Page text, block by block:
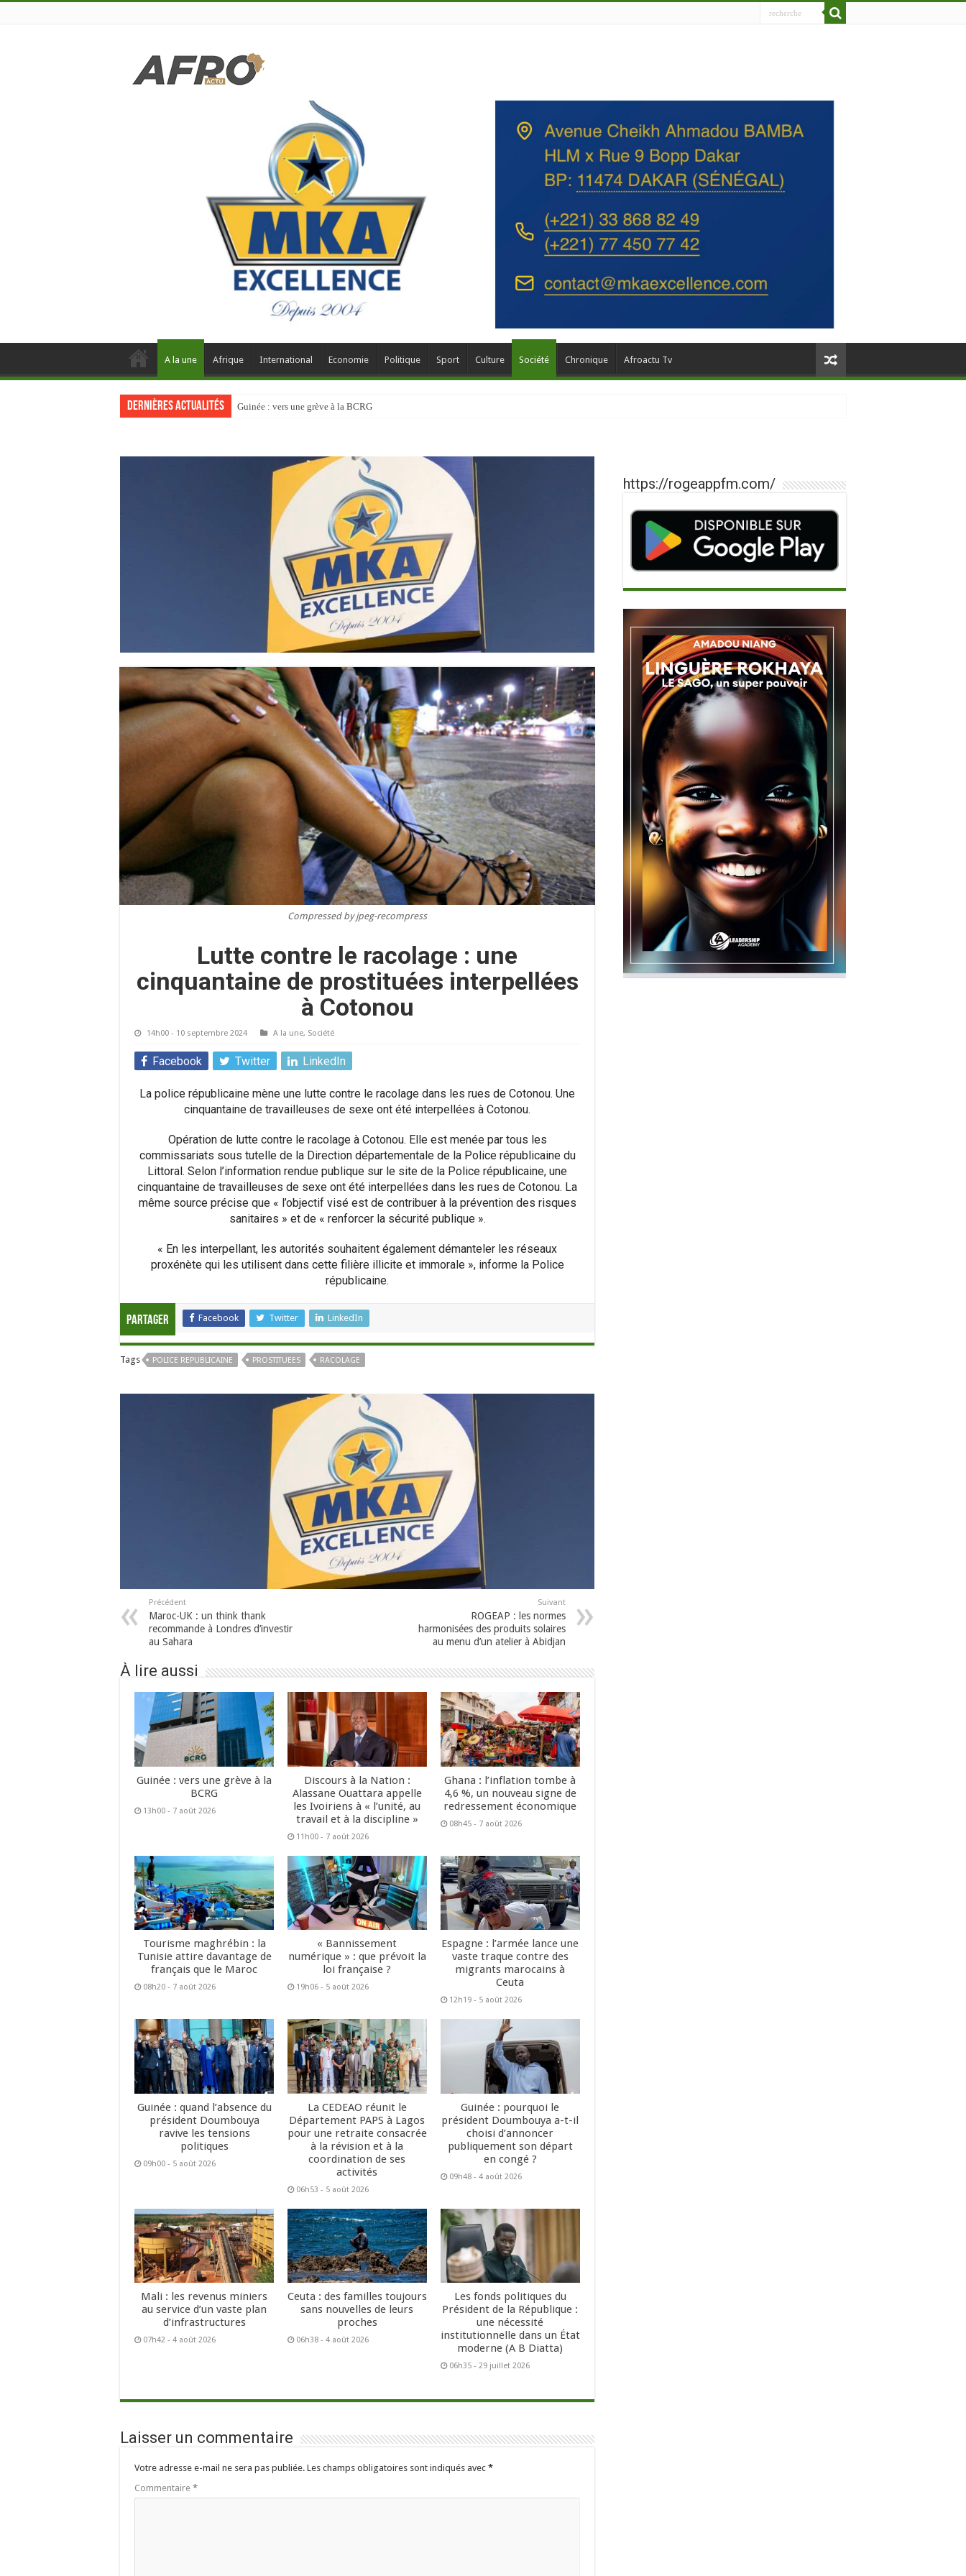
A la une Afrique International Economie Politique Sport Culture Société Chronique Afroactu Tv
Dernières actualités Guinée : vers une grève à la BCRG
Compressed by jpeg-recompress
Lutte contre le racolage : une
cinquantaine de prostituées interpellées
à Cotonou
14h00 - 10 septembre 2024 A la une, Société
Facebook Twitter LinkedIn
La police républicaine mène une lutte contre le racolage dans les rues de Cotonou. Une
cinquantaine de travailleuses de sexe ont été interpellées à Cotonou.
Opération de lutte contre le racolage à Cotonou. Elle est menée par tous les
commissariats sous tutelle de la Direction départementale de la Police républicaine du
Littoral. Selon l’information rendue publique sur le site de la Police républicaine, une
cinquantaine de travailleuses de sexe ont été interpellées dans les rues de Cotonou. La
même source précise que « l’objectif visé est de contribuer à la prévention des risques
sanitaires » et de « renforcer la sécurité publique ».
« En les interpellant, les autorités souhaitent également démanteler les réseaux
proxénète qui les utilisent dans cette filière illicite et immorale », informe la Police
républicaine.
Partager Facebook Twitter LinkedIn
Tags POLICE REPUBLICAINE PROSTITUEES RACOLAGE
Précédent
Maroc-UK : un think thank
recommande à Londres d’investir
au Sahara
Suivant
ROGEAP : les normes
harmonisées des produits solaires
au menu d’un atelier à Abidjan
À lire aussi
Guinée : vers une grève à la
BCRG
13h00 - 7 août 2026
Discours à la Nation :
Alassane Ouattara appelle
les Ivoiriens à « l’unité, au
travail et à la discipline »
11h00 - 7 août 2026
Ghana : l’inflation tombe à
4,6 %, un nouveau signe de
redressement économique
08h45 - 7 août 2026
Tourisme maghrébin : la
Tunisie attire davantage de
français que le Maroc
08h20 - 7 août 2026
« Bannissement
numérique » : que prévoit la
loi française ?
19h06 - 5 août 2026
Espagne : l’armée lance une
vaste traque contre des
migrants marocains à
Ceuta
12h19 - 5 août 2026
Guinée : quand l’absence du
président Doumbouya
ravive les tensions
politiques
09h00 - 5 août 2026
La CEDEAO réunit le
Département PAPS à Lagos
pour une retraite consacrée
à la révision et à la
coordination de ses
activités
06h53 - 5 août 2026
Guinée : pourquoi le
président Doumbouya a-t-il
choisi d’annoncer
publiquement son départ
en congé ?
09h48 - 4 août 2026
Mali : les revenus miniers
au service d’un vaste plan
d’infrastructures
07h42 - 4 août 2026
Ceuta : des familles toujours
sans nouvelles de leurs
proches
06h38 - 4 août 2026
Les fonds politiques du
Président de la République :
une nécessité
institutionnelle dans un État
moderne (A B Diatta)
06h35 - 29 juillet 2026
Laisser un commentaire
Votre adresse e-mail ne sera pas publiée. Les champs obligatoires sont indiqués avec *
Commentaire *
https://rogeappfm.com/